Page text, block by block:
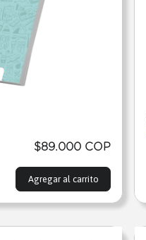
$89.000 COP
Agregar al carrito